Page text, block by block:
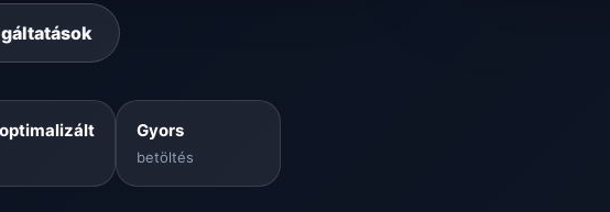
Gyors
betöltés